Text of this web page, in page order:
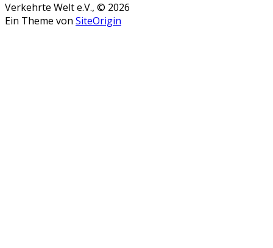
Verkehrte Welt e.V., © 2026
Ein Theme von SiteOrigin